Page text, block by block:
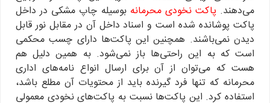
می‌دهند.پاکت نخودی محرمانه بوسیله چاپ مشکی در داخل
پاکت پوشانده شده است و اسناد داخل آن در مقابل نور قابل
دیدن نمی‌باشند. همچنین این پاکت‌ها دارای چسب محکمی
است که به این راحتی‌ها باز نمی‌شود. به همین دلیل هم
هست که می‌توان از آن برای ارسال انواع نامه‌های اداری
محرمانه که تنها فرد گیرنده باید از محتویات آن مطلع باشد،
استفاده کرد. این پاکت‌ها نسبت به پاکت‌های نخودی معمولی